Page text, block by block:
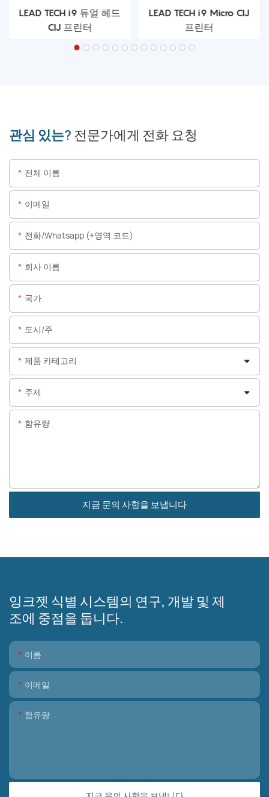
LEAD TECH i9 듀얼 헤드
CIJ 프린터
LEAD TECH i9 Micro CIJ
프린터
관심 있는? 전문가에게 전화 요청
전체 이름
이메일
전화/whatsapp (+영역 코드)
회사 이름
국가
도시/주
제품 카테고리
주제
함유량
지금 문의 사항을 보냅니다
잉크젯 식별 시스템의 연구, 개발 및 제
조에 중점을 둡니다.
이름
이메일
함유량